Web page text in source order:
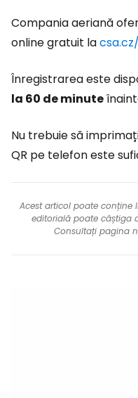
Compania aeriană
online gratuit la
Înregistrarea este
la 60 de minute
Nu trebuie să
QR pe telefon este
Acest articol poate conține
editorială poate câștiga
Consultați pagina